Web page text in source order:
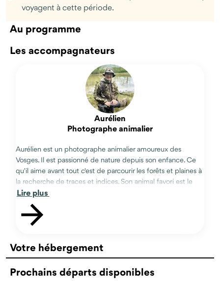
voyagent à cette période.
Au programme
Les accompagnateurs
Aurélien
Photographe animalier
Aurélien est un photographe animalier amoureux des
Vosges. Il est passionné de nature depuis son enfance. Ce
qu'il aime avant tout c'est de parcourir les forêts et plaines à
la recherche de traces et indices. Son animal favori est le
cerf qu'il suit tout au long de l'année. Il saura vous faire
découvrir avec passion la faune ainsi que la culture
vosgienne.
Votre hébergement
Prochains départs disponibles